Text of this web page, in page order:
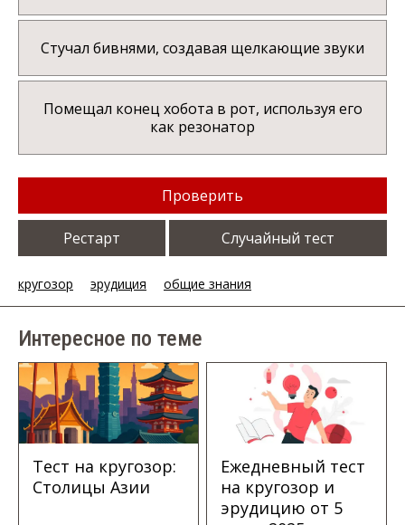
Стучал бивнями, создавая щелкающие звуки
Помещал конец хобота в рот, используя его
как резонатор
Проверить
Рестарт Случайный тест
кругозор эрудиция общие знания
Интересное по теме
Тест на кругозор:
Столицы Азии
Ежедневный тест
на кругозор и
эрудицию от 5